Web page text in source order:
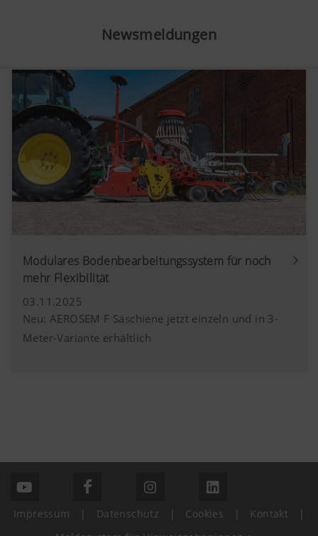
Newsmeldungen
Modulares Bodenbearbeitungssystem für noch
mehr Flexibilität
03.11.2025
Neu: AEROSEM F Säschiene jetzt einzeln und in 3-
Meter-Variante erhältlich
Impressum | Datenschutz | Cookies | Kontakt
|